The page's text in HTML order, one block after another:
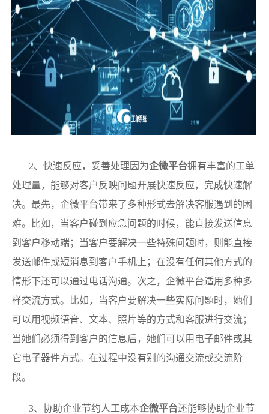
2、快速反应，妥善处理因为企微平台拥有丰富的工单
处理量，能够对客户反映问题开展快速反应，完成快速解
决。最先，企微平台带来了多种形式去解决客服遇到的困
难。比如，当客户碰到应急问题的时候，能直接发送信息
到客户移动端；当客户要解决一些特殊问题时，则能直接
发送邮件或短消息到客户手机上；在没有任何其他方式的
情形下还可以通过电话沟通。次之，企微平台适用多种多
样交流方式。比如，当客户要解决一些实际问题时，她们
可以用视频语音、文本、照片等的方式和客服进行交流；
当她们必须得到客户的信息后，她们可以用电子邮件或其
它电子器件方式。在过程中没有别的沟通交流或交流阶
段。
3、协助企业节约人工成本企微平台还能够协助企业节